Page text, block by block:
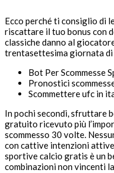
Ecco perché ti consiglio di
riscattare il tuo bonus con
classiche danno al
trentasettesima giornata di
Bot Per Scommesse
Pronostici
Scommettere ufc in
In pochi secondi, sfruttare
gratuito ricevuto più
scommesso 30 volte.
con cattive intenzioni
sportive calcio gratis è un
combinazioni non vincenti